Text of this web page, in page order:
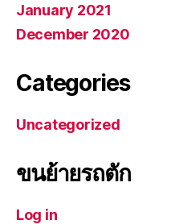
January 2021
December 2020
Categories
Uncategorized
ขนย้ายรถตัก
Log in